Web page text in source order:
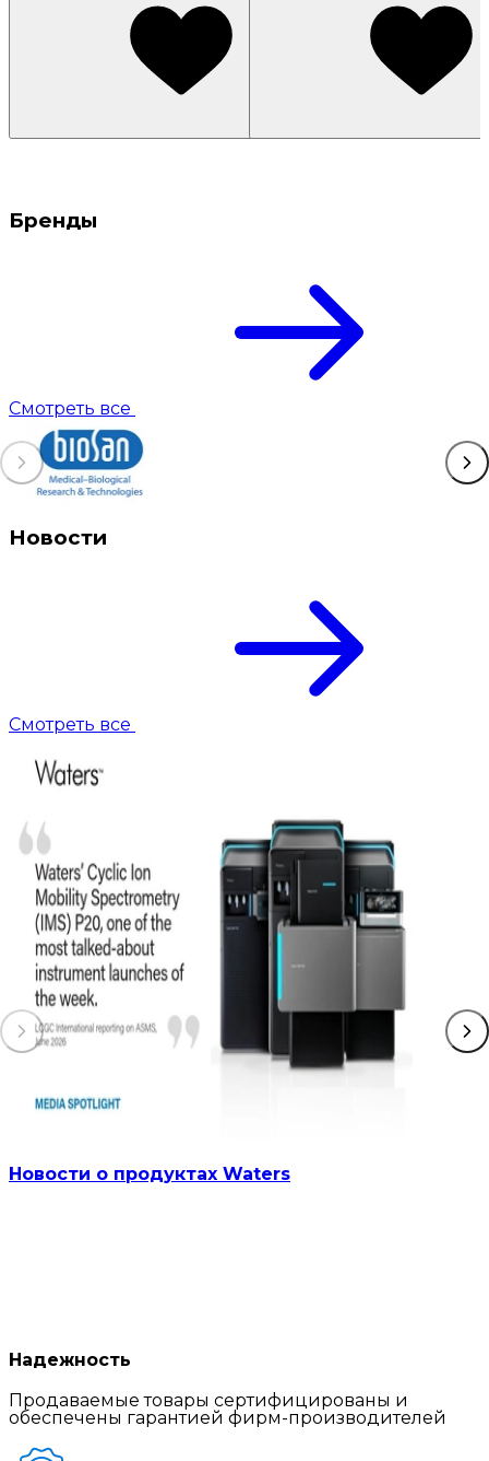
Бренды
Смотреть все
Новости
Смотреть все
Новости о продуктах Waters
Надежность
Продаваемые товары сертифицированы и
обеспечены гарантией фирм-производителей